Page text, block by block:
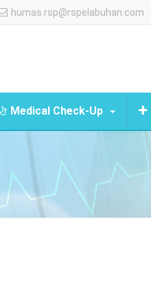
humas.rsp@rspelabuhan.com
Medical Check-Up